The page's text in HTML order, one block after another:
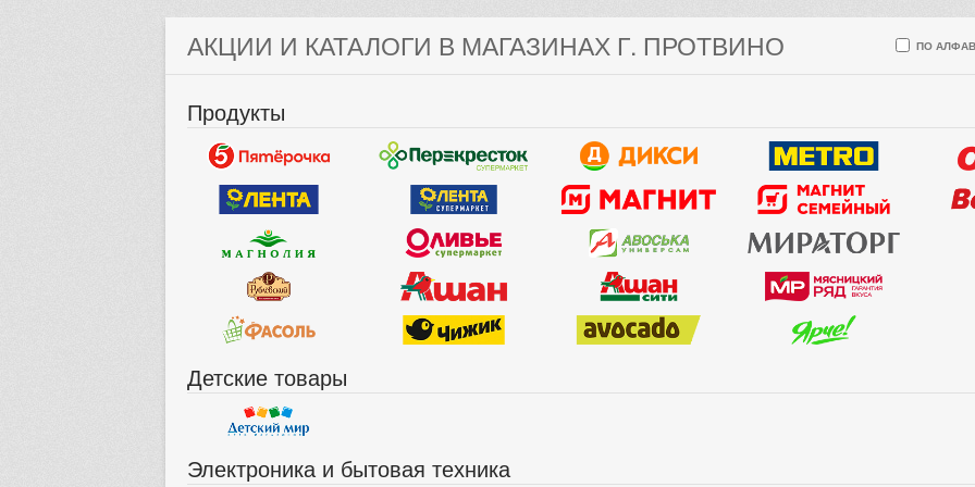
АКЦИИ И КАТАЛОГИ В МАГАЗИНАХ Г. ПРОТВИНО ПО
Продукты
Детские товары
Электроника и бытовая техника